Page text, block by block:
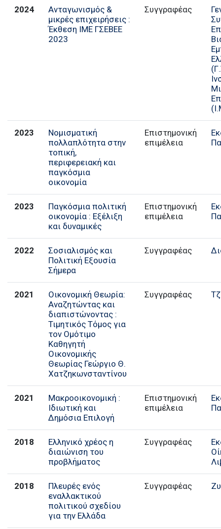
2024
Ανταγωνισμός &
μικρές επιχειρήσεις :
Έκθεση ΙΜΕ ΓΣΕΒΕΕ
2023
Συγγραφέας
2023
Νομισματική
πολλαπλότητα στην
τοπική,
περιφερειακή και
παγκόσμια
οικονομία
Επιστημονική
επιμέλεια
2023
Παγκόσμια πολιτική
οικονομία : Εξέλιξη
και δυναμικές
Επιστημονική
επιμέλεια
2022
Σοσιαλισμός και
Πολιτική Εξουσία
Σήμερα
Συγγραφέας
2021
Οικονομική Θεωρία:
Αναζητώντας και
διαπιστώνοντας :
Τιμητικός Τόμος για
τον Ομότιμο
Καθηγητή
Οικονομικής
Θεωρίας Γεώργιο Θ.
Χατζηκωνσταντίνου
Συγγραφέας
2021
Μακροοικονομική :
Ιδιωτική και
Δημόσια Επιλογή
Επιστημονική
επιμέλεια
2018
Ελληνικό χρέος η
διαιώνιση του
προβλήματος
Συγγραφέας
2018
Πλευρές ενός
εναλλακτικού
πολιτικού σχεδίου
για την Ελλάδα
Συγγραφέας